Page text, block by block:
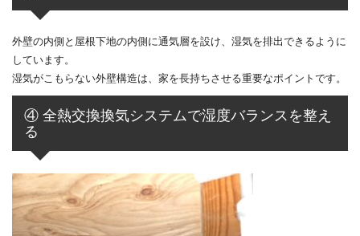
外壁の内側と屋根下地の内側に通気層を設け、湿気を排出できるように
しています。
湿気がこもらない外壁構造は、家を長持ちさせる重要なポイントです。
④ 全熱交換換気システムで湿度バランスを整え
る